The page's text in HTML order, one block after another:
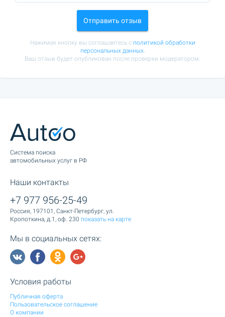
Отправить отзыв
Нажимая кнопку вы соглашаетесь с политикой обработки
персональных данных.
Ваш отзыв будет опубликован после проверки модератором.
Cистема поиска
автомобильных услуг в РФ
Наши контакты
+7 977 956-25-49
Россия, 197101, Санкт-Петербург, ул.
Кропоткина, д.1, оф. 230 показать на карте
Мы в социальных сетях:
Условия работы
Публичная оферта
Пользовательское соглашение
О компании